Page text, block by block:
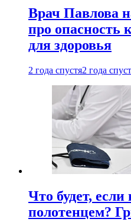
Врач Павлова
про опасность
для здоровья
2 года спустя2 года
Что будет,
полотенцем?